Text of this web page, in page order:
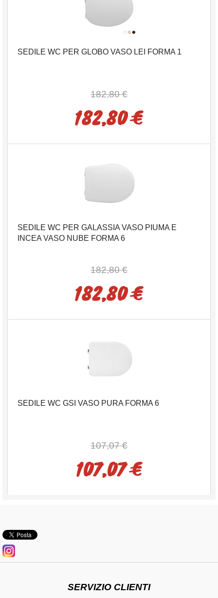
SEDILE WC PER GLOBO VASO LEI FORMA 1
182,80 €
182,80 €
SEDILE WC PER GALASSIA VASO PIUMA E
INCEA VASO NUBE FORMA 6
182,80 €
182,80 €
SEDILE WC GSI VASO PURA FORMA 6
107,07 €
107,07 €
SERVIZIO CLIENTI